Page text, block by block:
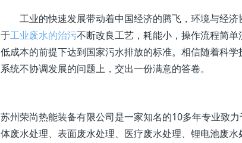
工业的快速发展带动着中国经济的腾飞，环境与经济
于工业废水的治污不断改良工艺，耗能小，操作流程简
低成本的前提下达到国家污水排放的标准。相信随着科
系统不协调发展的问题上，交出一份满意的答卷。
苏州荣尚热能装备有限公司是一家知名的10多年专业致力
体废水处理、表面废水处理、医疗废水处理、锂电池废